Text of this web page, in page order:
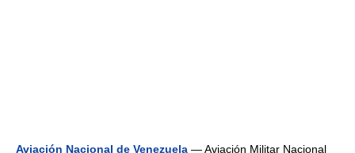
Aviación Nacional de Venezuela — Aviación Militar Nacional